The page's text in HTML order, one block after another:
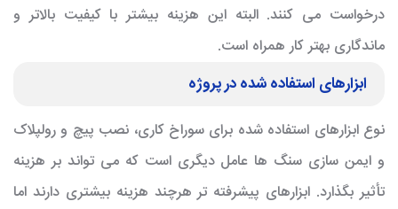
درخواست می کنند. البته این هزینه بیشتر با کیفیت بالاتر و
ماندگاری بهتر کار همراه است.
ابزارهای استفاده شده در پروژه
نوع ابزارهای استفاده شده برای سوراخ کاری، نصب پیچ و رولپلاک
و ایمن سازی سنگ ها عامل دیگری است که می تواند بر هزینه
تأثیر بگذارد. ابزارهای پیشرفته تر هرچند هزینه بیشتری دارند اما